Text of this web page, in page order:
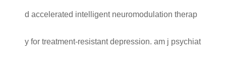
d accelerated intelligent neuromodulation therap
y for treatment-resistant depression. am j psychiat